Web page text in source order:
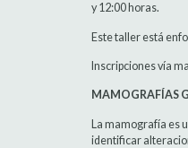
y 12:00 horas.
Este taller está
Inscripciones vía
MAMOGRAFÍAS
La mamografía
identificar